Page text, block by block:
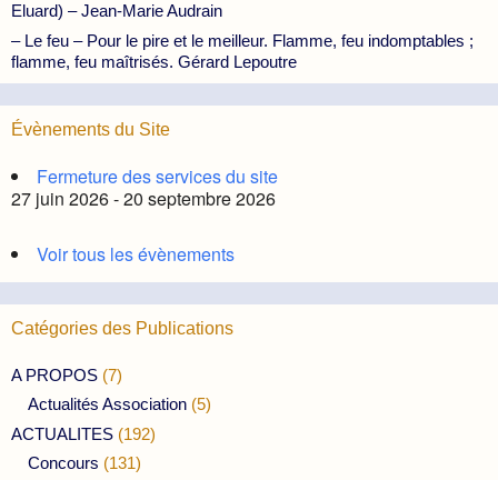
Eluard) – Jean-Marie Audrain
– Le feu – Pour le pire et le meilleur. Flamme, feu indomptables ;
flamme, feu maîtrisés. Gérard Lepoutre
Évènements du Site
Fermeture des services du site
27 juin 2026 - 20 septembre 2026
Voir tous les évènements
Catégories des Publications
A PROPOS (7)
Actualités Association (5)
ACTUALITES (192)
Concours (131)